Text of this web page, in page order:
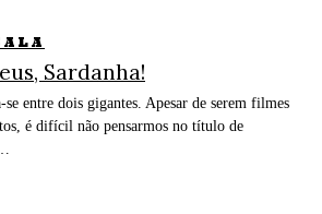
Sardanha!
entre dois gigantes. Apesar de serem filmes
é difícil não pensarmos no título de